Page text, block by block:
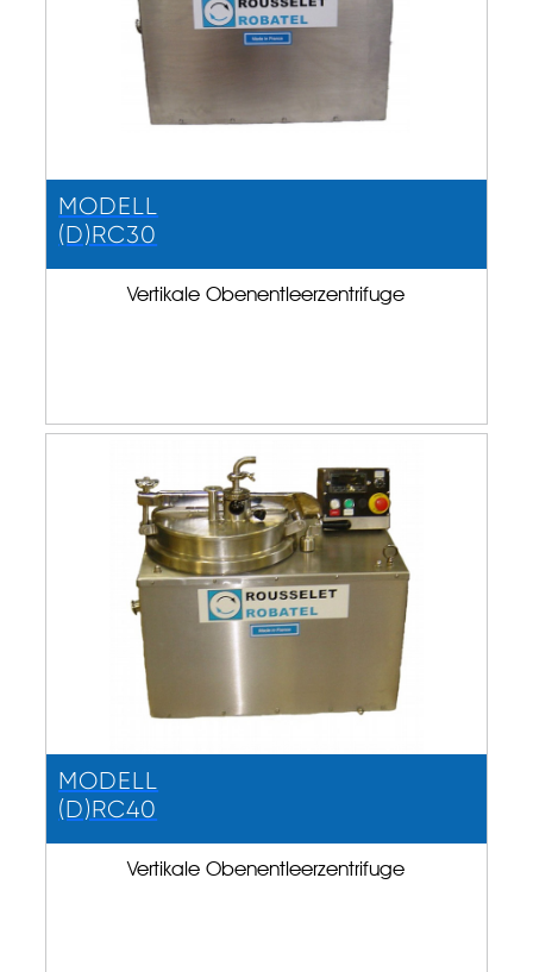
MODELL
(D)RC30
Vertikale Obenentleerzentrifuge
MODELL
(D)RC40
Vertikale Obenentleerzentrifuge